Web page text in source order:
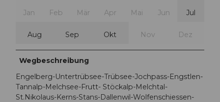
Jan Feb Mär Apr Mai Jun Jul
Aug Sep Okt Nov Dez
Wegbeschreibung
Engelberg-Untertrübsee-Trübsee-Jochpass-Engstlen-
Tannalp-Melchsee-Frutt- Stöckalp-Melchtal-
St.Nikolaus-Kerns-Stans-Dallenwil-Wolfenschiessen-